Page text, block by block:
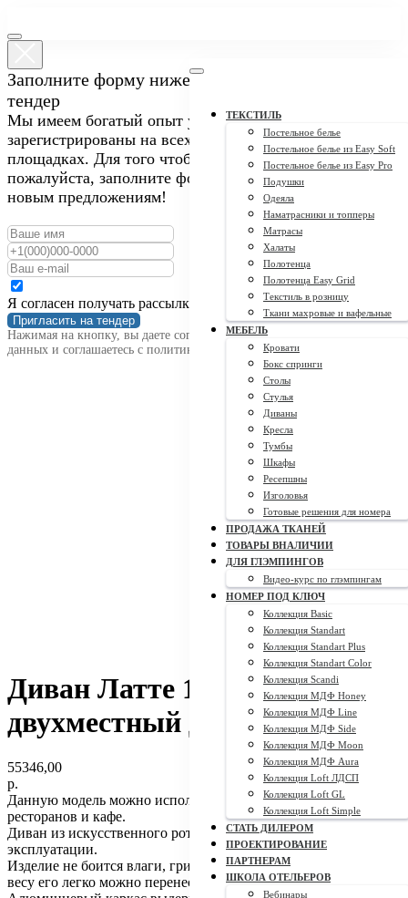
ТЕКСТИЛЬ
Постельное белье
Постельное белье из Easy Soft
Постельное белье из Easy Pro
Подушки
Одеяла
Наматрасники и топперы
Матрасы
Халаты
Полотенца
Полотенца Easy Grid
Текстиль в розницу
Ткани махровые и вафельные
МЕБЕЛЬ
Кровати
Бокс спринги
Столы
Стулья
Диваны
Кресла
Тумбы
Шкафы
Ресепшны
Изголовья
Готовые решения для номера
ПРОДАЖА ТКАНЕЙ
ТОВАРЫ ВНАЛИЧИИ
ДЛЯ ГЛЭМПИНГОВ
Видео-курс по глэмпингам
НОМЕР ПОД КЛЮЧ
Коллекция Basic
Коллекция Standart
Коллекция Standart Plus
Коллекция Standart Color
Коллекция Scandi
Коллекция МДФ Honey
Коллекция МДФ Line
Коллекция МДФ Side
Коллекция МДФ Moon
Коллекция МДФ Aura
Коллекция Loft ЛДСП
Коллекция Loft GL
Коллекция Loft Simple
СТАТЬ ДИЛЕРОМ
ПРОЕКТИРОВАНИЕ
ПАРТНЕРАМ
ШКОЛА ОТЕЛЬЕРОВ
Вебинары
Заполните форму ниже, чтобы пригласить нас на
тендер
Мы имеем богатый опыт участия в закупках и
зарегистрированы на всех крупных тендерных
площадках. Для того чтобы пригласить нас на тендер,
пожалуйста, заполните форму ниже. Мы открыты к
новым предложениям!
Я согласен получать рассылку
Пригласить на тендер
Нажимая на кнопку, вы даете согласие на обработку персональных
данных и соглашаетесь c политикой конфиденциальности
Диван Латте 160*68*84
двухместный для ресторанов
55346,00
р.
Данную модель можно использовать на открытых верандах
ресторанов и кафе.
Диван из искусственного ротанга неприхотлив в уходе и
эксплуатации.
Изделие не боится влаги, грибков, а благодаря небольшому
весу его легко можно перенести внутрь помещения.